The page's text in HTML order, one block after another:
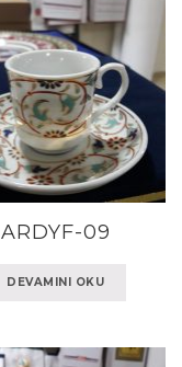
ARDYF-09
DEVAMINI OKU